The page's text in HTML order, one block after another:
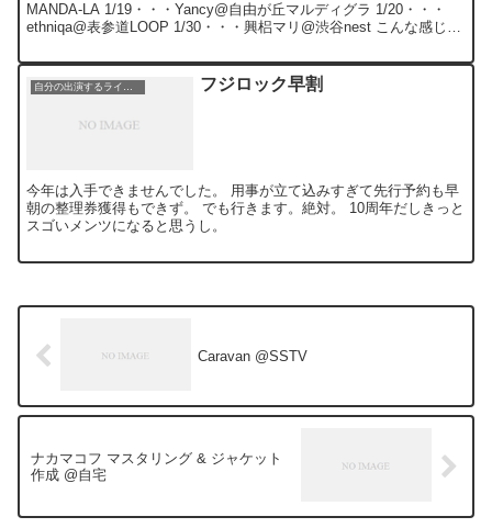
MANDA-LA 1/19・・・Yancy@自由が丘マルディグラ 1/20・・・
ethniqa@表参道LOOP 1/30・・・興梠マリ@渋谷nest こんな感じで
自分の出演するライブ情報 フジロック早割
今年は入手できませんでした。 用事が立て込みすぎて先行予約も早
朝の整理券獲得もできず。 でも行きます。絶対。 10周年だしきっと
スゴいメンツになると思うし。
Caravan @SSTV
ナカマコフ マスタリング & ジャケット
作成 @自宅